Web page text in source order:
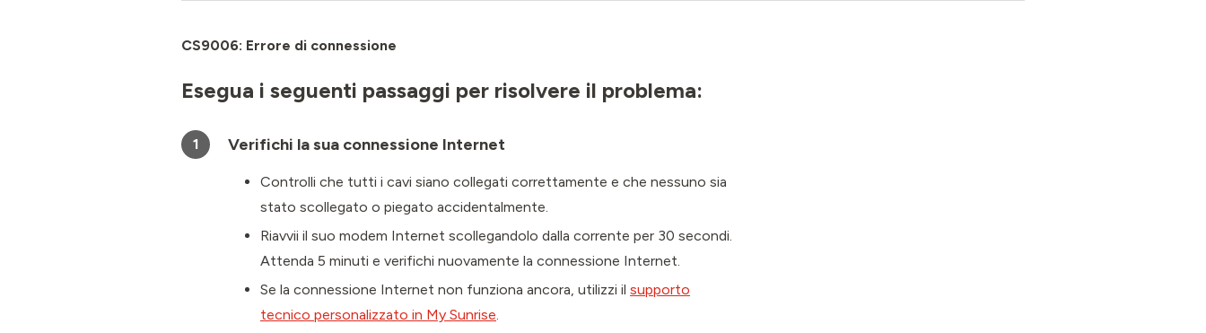
CS9006: Errore di connessione
Esegua i seguenti passaggi per risolvere il problema:
1 Verifichi la sua connessione Internet
Controlli che tutti i cavi siano collegati correttamente e che nessuno sia
stato scollegato o piegato accidentalmente.
Riavvii il suo modem Internet scollegandolo dalla corrente per 30 secondi.
Attenda 5 minuti e verifichi nuovamente la connessione Internet.
Se la connessione Internet non funziona ancora, utilizzi il supporto
tecnico personalizzato in My Sunrise.